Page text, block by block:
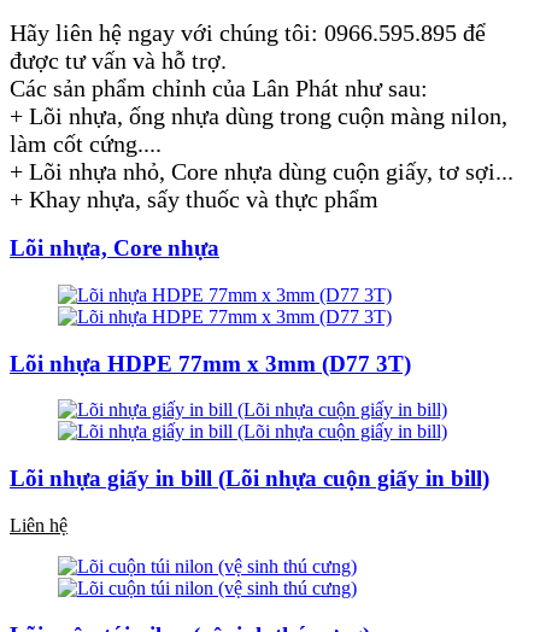
Hãy liên hệ ngay với chúng tôi: 0966.595.895 để
được tư vấn và hỗ trợ.
Các sản phẩm chỉnh của Lân Phát như sau:
+ Lõi nhựa, ống nhựa dùng trong cuộn màng nilon,
làm cốt cứng....
+ Lõi nhựa nhỏ, Core nhựa dùng cuộn giấy, tơ sợi...
+ Khay nhựa, sấy thuốc và thực phẩm
Lõi nhựa, Core nhựa
Lõi nhựa HDPE 77mm x 3mm (D77 3T)
Lõi nhựa giấy in bill (Lõi nhựa cuộn giấy in bill)
Liên hệ